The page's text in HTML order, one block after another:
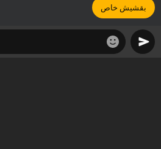
بقشيش خاص